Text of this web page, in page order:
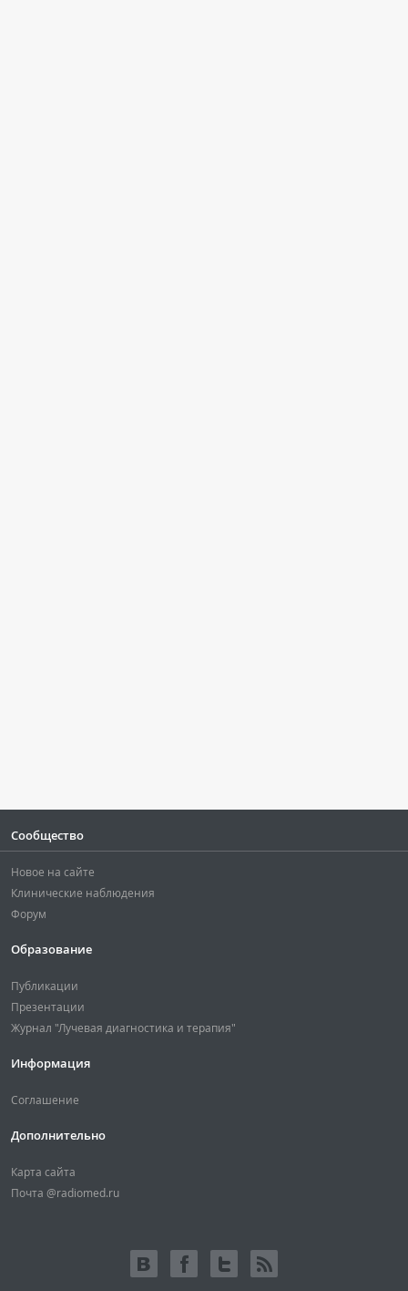
Сообщество
Новое на сайте
Клинические наблюдения
Форум
Образование
Публикации
Презентации
Журнал "Лучевая диагностика и терапия"
Информация
Соглашение
Дополнительно
Карта сайта
Почта @radiomed.ru